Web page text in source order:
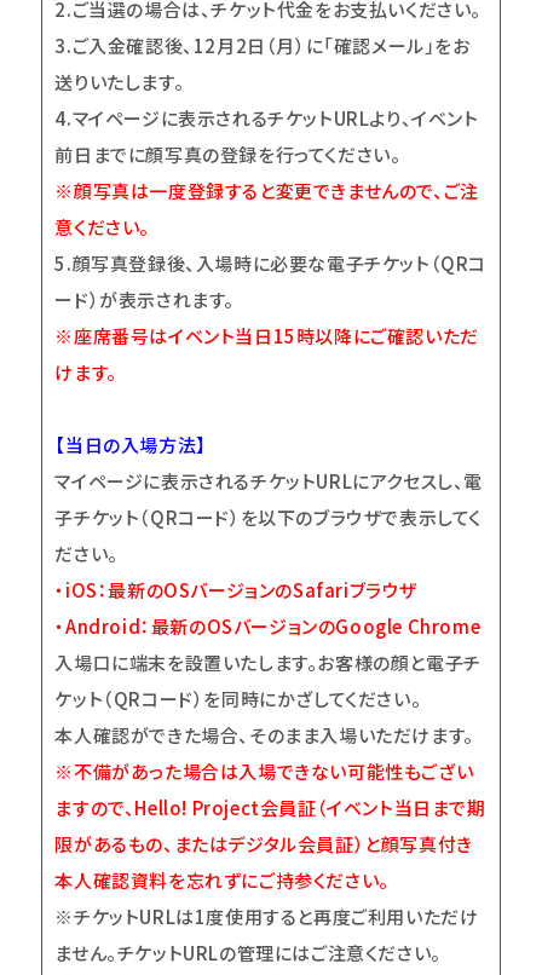
2.ご当選の場合は、チケット代金をお支払いください。
3.ご入金確認後、12月2日（月）に「確認メール」をお
送りいたします。
4.マイページに表示されるチケットURLより、イベント
前日までに顔写真の登録を行ってください。
※顔写真は一度登録すると変更できませんので、ご注
意ください。
5.顔写真登録後、入場時に必要な電子チケット（QRコ
ード）が表示されます。
※座席番号はイベント当日15時以降にご確認いただ
けます。
【当日の入場方法】
マイページに表示されるチケットURLにアクセスし、電
子チケット（QRコード）を以下のブラウザで表示してく
ださい。
・iOS：最新のOSバージョンのSafariブラウザ
・Android：最新のOSバージョンのGoogle Chrome
入場口に端末を設置いたします。お客様の顔と電子チ
ケット（QRコード）を同時にかざしてください。
本人確認ができた場合、そのまま入場いただけます。
※不備があった場合は入場できない可能性もござい
ますので、Hello! Project会員証（イベント当日まで期
限があるもの、またはデジタル会員証）と顔写真付き
本人確認資料を忘れずにご持参ください。
※チケットURLは1度使用すると再度ご利用いただけ
ません。チケットURLの管理にはご注意ください。